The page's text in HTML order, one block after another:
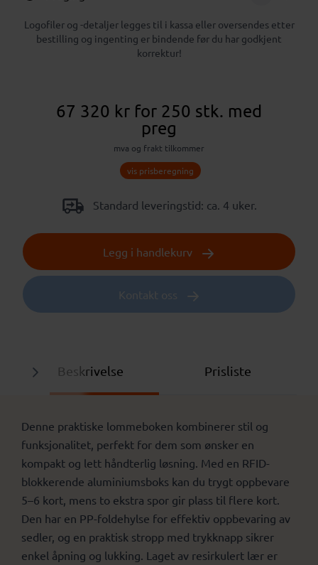
Logofiler og -detaljer legges til i kassa eller oversendes etter
bestilling og ingenting er bindende før du har godkjent
korrektur!
67 320 kr for 250 stk. med
preg
mva og frakt tilkommer
vis prisberegning
Standard leveringstid: ca. 4 uker.
Legg i handlekurv
Kontakt oss
Beskrivelse Prisliste
Denne praktiske lommeboken kombinerer stil og
funksjonalitet, perfekt for dem som ønsker en
kompakt og lett håndterlig løsning. Med en RFID-
blokkerende aluminiumsboks kan du trygt oppbevare
5–6 kort, mens to ekstra spor gir plass til flere kort.
Den har en PP-foldehylse for effektiv oppbevaring av
sedler, og en praktisk stropp med trykknapp sikrer
enkel åpning og lukking. Laget av resirkulert lær er